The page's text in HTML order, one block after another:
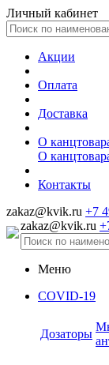
Личный кабинет
Акции
Оплата
Доставка
О
О
Контакты
zakaz@kvik.ru +7
zakaz@kvik.ru
Меню
COVID-19
Дозаторы